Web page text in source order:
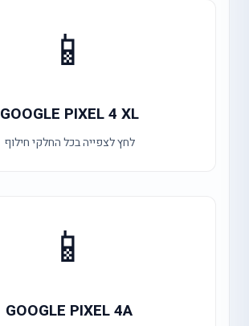
📱
GOOGLE PIXEL 4 XL
לחץ לצפייה בכל החלקי חילוף
📱
GOOGLE PIXEL 4A